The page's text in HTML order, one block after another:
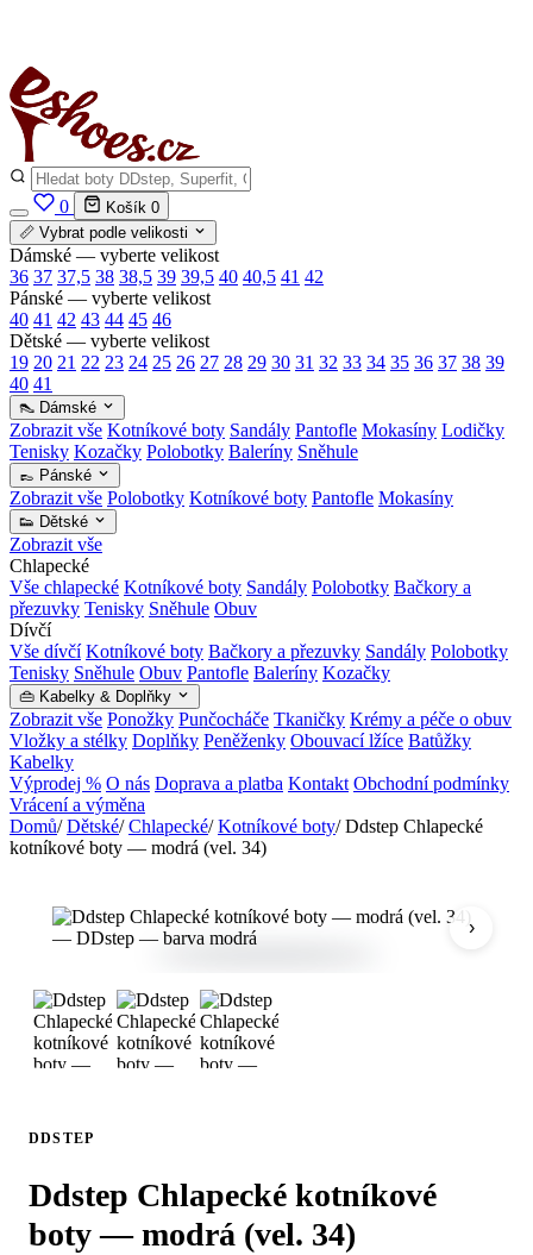
0 Košík 0
📏 Vybrat podle velikosti
Dámské — vyberte velikost
36 37 37,5 38 38,5 39 39,5 40 40,5 41 42
Pánské — vyberte velikost
40 41 42 43 44 45 46
Dětské — vyberte velikost
19 20 21 22 23 24 25 26 27 28 29 30 31 32 33 34 35 36 37 38 39
40 41
👠 Dámské
Zobrazit vše Kotníkové boty Sandály Pantofle Mokasíny Lodičky
Tenisky Kozačky Polobotky Baleríny Sněhule
👞 Pánské
Zobrazit vše Polobotky Kotníkové boty Pantofle Mokasíny
👟 Dětské
Zobrazit vše
Chlapecké
Vše chlapecké Kotníkové boty Sandály Polobotky Bačkory a
přezuvky Tenisky Sněhule Obuv
Dívčí
Vše dívčí Kotníkové boty Bačkory a přezuvky Sandály Polobotky
Tenisky Sněhule Obuv Pantofle Baleríny Kozačky
👜 Kabelky & Doplňky
Zobrazit vše Ponožky Punčocháče Tkaničky Krémy a péče o obuv
Vložky a stélky Doplňky Peněženky Obouvací lžíce Batůžky
Kabelky
Výprodej % O nás Doprava a platba Kontakt Obchodní podmínky
Vrácení a výměna
Domů/ Dětské/ Chlapecké/ Kotníkové boty/ Ddstep Chlapecké
kotníkové boty — modrá (vel. 34)
›
DDSTEP
Ddstep Chlapecké kotníkové
boty — modrá (vel. 34)